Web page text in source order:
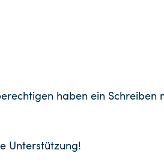
haben ein Schreiben
Unterstützung!